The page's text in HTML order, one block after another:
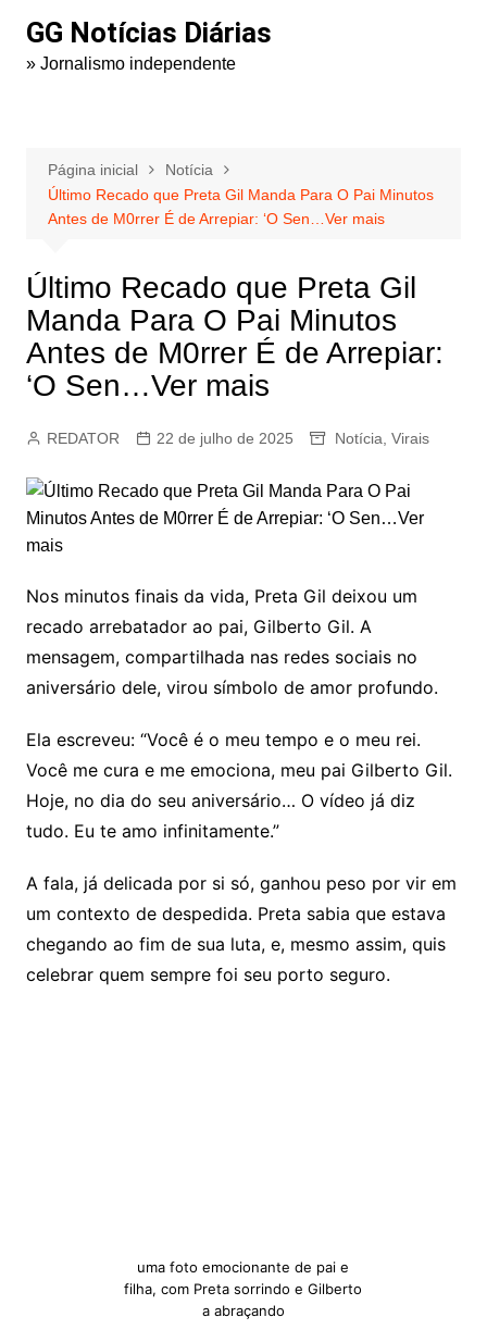
paraGG Notícias Diárias
» Jornalismo independente
Página inicial
Notícia
Último Recado que Preta Gil Manda Para O Pai Minutos
Antes de M0rrer É de Arrepiar: ‘O Sen…Ver mais
Último Recado que Preta Gil
Manda Para O Pai Minutos
Antes de M0rrer É de Arrepiar:
‘O Sen…Ver mais
REDATOR 22 de julho de 2025 Notícia Virais
Nos minutos finais da vida, Preta Gil deixou um
recado arrebatador ao pai, Gilberto Gil. A
mensagem, compartilhada nas redes sociais no
aniversário dele, virou símbolo de amor profundo.
Ela escreveu: “Você é o meu tempo e o meu rei.
Você me cura e me emociona, meu pai Gilberto Gil.
Hoje, no dia do seu aniversário… O vídeo já diz
tudo. Eu te amo infinitamente.”
A fala, já delicada por si só, ganhou peso por vir em
um contexto de despedida. Preta sabia que estava
chegando ao fim de sua luta, e, mesmo assim, quis
celebrar quem sempre foi seu porto seguro.
uma foto emocionante de pai e
filha, com Preta sorrindo e Gilberto
a abraçando